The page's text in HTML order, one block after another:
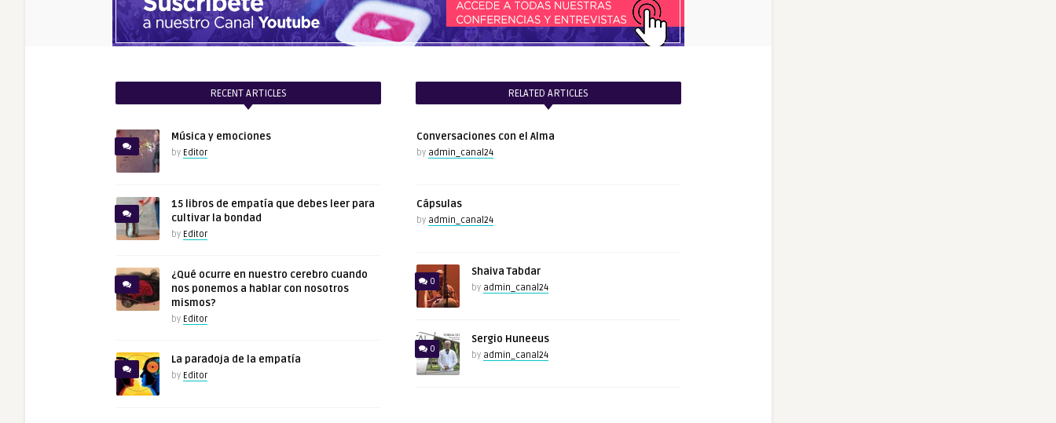
RECENT ARTICLES
Música y emociones
by Editor
15 libros de empatía que debes leer para
cultivar la bondad
by Editor
¿Qué ocurre en nuestro cerebro cuando
nos ponemos a hablar con nosotros
mismos?
by Editor
La paradoja de la empatía
by Editor
RELATED ARTICLES
Conversaciones con el Alma
by admin_canal24
Cápsulas
by admin_canal24
0
Shaiva Tabdar
by admin_canal24
0
Sergio Huneeus
by admin_canal24